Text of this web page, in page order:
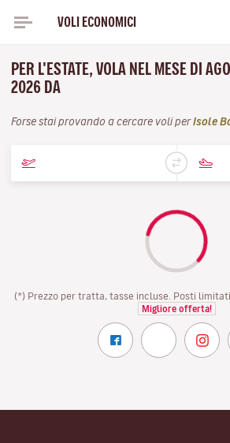
VOLI ECONOMICI
PER L'ESTATE, VOLA NEL MESE DI
2026 DA
Forse stai provando a cercare voli perIsole
(*) Prezzo per tratta, tasse incluse. Posti
Migliore offerta!